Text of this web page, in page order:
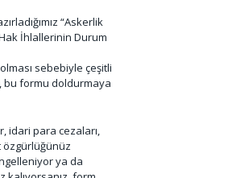
“Askerlik
İhlallerinin Durum
sebebiyle çeşitli
bu formu doldurmaya
idari para cezaları,
özgürlüğünüz
ya da